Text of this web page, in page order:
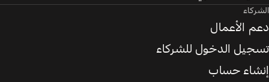
الشركاء
دعم الأعمال
تسجيل الدخول للشركاء
إنشاء حساب